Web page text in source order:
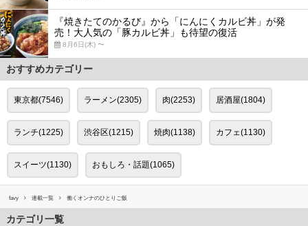
『焼きたてのかるび』から「にんにくカルビ丼」が発
売！大人気の「豚カルビ丼」も待望の復活
8月6日(木) 〜
おすすめカテゴリー
東京都(7546) ラーメン(2305) 肉(2253) 居酒屋(1804)
ランチ(1225) 渋谷区(1215) 焼肉(1138) カフェ(1130)
スイーツ(1130) おもしろ・話題(1065)
favy 連載一覧 働くオンナのひとりご飯
カテゴリ一覧